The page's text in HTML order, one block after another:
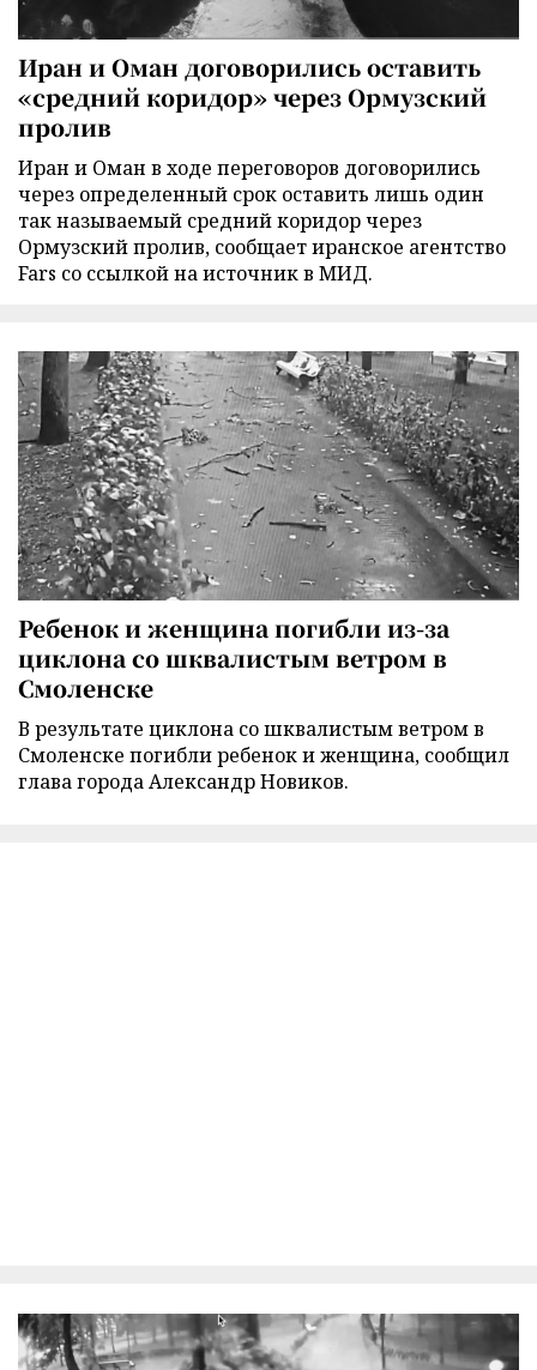
Иран и Оман договорились оставить
«средний коридор» через Ормузский
пролив
Иран и Оман в ходе переговоров договорились
через определенный срок оставить лишь один
так называемый средний коридор через
Ормузский пролив, сообщает иранское агентство
Fars со ссылкой на источник в МИД.
Ребенок и женщина погибли из-за
циклона со шквалистым ветром в
Смоленске
В результате циклона со шквалистым ветром в
Смоленске погибли ребенок и женщина, сообщил
глава города Александр Новиков.